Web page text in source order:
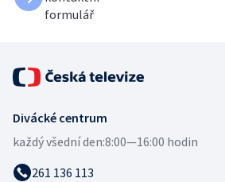
formulář
Divácké centrum
každý všední den:8:00—16:00 hodin
261 136 113